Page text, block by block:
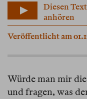
Diesen Text
anhören
Veröffentlicht am
Würde man mir
und fragen, was